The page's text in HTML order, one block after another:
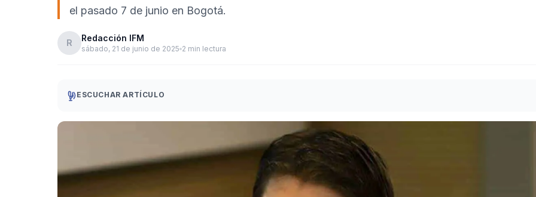
el pasado 7 de junio en Bogotá.
R Redacción IFM
sábado, 21 de junio de 2025 2 min lectura
ESCUCHAR ARTÍCULO